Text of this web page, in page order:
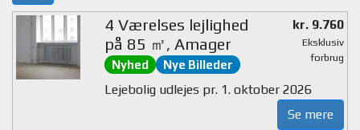
4 Værelses lejlighed
på 85 ㎡, Amager
Nyhed Nye Billeder
kr. 9.760
Eksklusiv
forbrug
Lejebolig udlejes pr. 1. oktober 2026
Se mere